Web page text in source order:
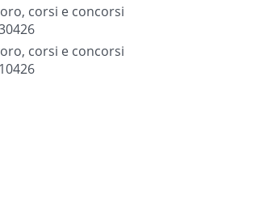
corsi e concorsi
corsi e concorsi